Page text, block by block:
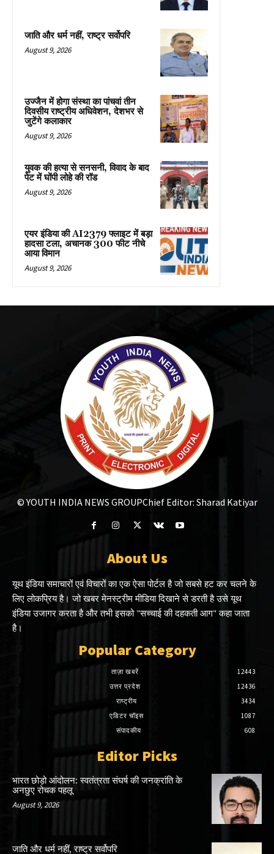
जाति और धर्म नहीं, राष्ट्र सर्वोपरि
August 9, 2026
उज्जैन में होगा संस्था का पांचवां तीन
दिवसीय राष्ट्रीय अधिवेशन, देशभर से
जुटेंगे कलाकार
August 9, 2026
युवक की हत्या से सनसनी, विवाद के बाद
पेट में घोंपी लोहे की रॉड
August 9, 2026
एयर इंडिया की AI2379 फ्लाइट में बड़ा
हादसा टला, अचानक 300 फीट नीचे
आया विमान
August 9, 2026
© YOUTH INDIA NEWS GROUPChief Editor: Sharad Katiyar
About Us
यूथ इंडिया समाचारों एवं विचारों का एक ऐसा पोर्टल है जो सबसे हट कर चलने के
लिए लोकप्रिय है। जो खबर मेनस्ट्रीम मीडिया दिखाने से डरती है उसे यूथ
इंडिया उजागर करता है और तभी इसको "सच्चाई की दहकती आग" कहा जाता
है।
Popular Category
ताज़ा खबरें
12443
उत्तर प्रदेश
12436
राष्ट्रीय
3434
एडिटर चॉइस
1087
संपादकीय
608
Editor Picks
भारत छोड़ो आंदोलन: स्वतंत्रता संघर्ष की जनक्रांति के
अनछुए रोचक पहलू
August 9, 2026
जाति और धर्म नहीं, राष्ट्र सर्वोपरि